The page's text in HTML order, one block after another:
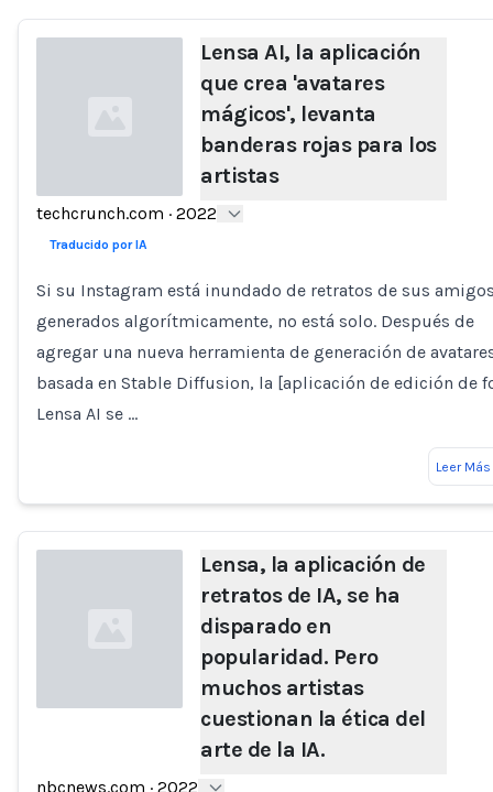
Loading...
Lensa AI, la aplicación
que crea 'avatares
mágicos', levanta
banderas rojas para los
artistas
techcrunch.com · 2022
Traducido por IA
Si su Instagram está inundado de retratos de sus
generados algorítmicamente, no está solo. Después de
agregar una nueva herramienta de generación de
basada en Stable Diffusion, la [aplicación de edición de
Lensa AI se …
Leer Más
Lensa, la aplicación de
retratos de IA, se ha
disparado en
popularidad. Pero
muchos artistas
cuestionan la ética del
arte de la IA.
nbcnews.com · 2022